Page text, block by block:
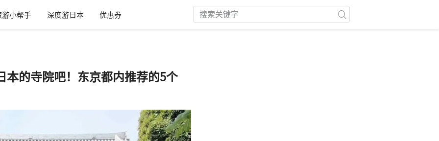
游小帮手 深度游日本 优惠券
的寺院吧！东京都内推荐的5个